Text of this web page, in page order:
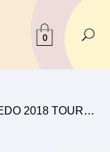
0
2018 TOUR…